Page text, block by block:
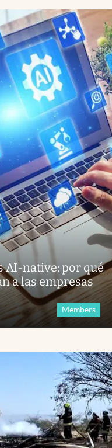
AI-native: por qué
a las empresas
Members